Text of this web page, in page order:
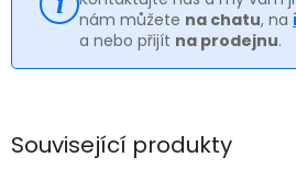
nám můžete na chatu, na
a nebo přijít na prodejnu.
Související produkty